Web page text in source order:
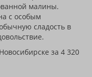
малины.
с особым
сладость в
за 4 320